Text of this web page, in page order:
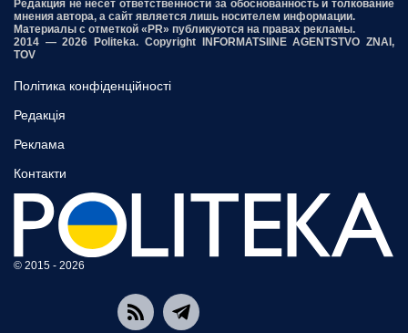
Редакция не несет ответственности за обоснованность и толкование
мнения автора, а сайт является лишь носителем информации.
Материалы с отметкой «PR» публикуются на правах рекламы.
2014 — 2026 Politeka. Copyright INFORMATSIINE AGENTSTVO ZNAI,
TOV
Політика конфіденційності
Редакція
Реклама
Контакти
© 2015 - 2026